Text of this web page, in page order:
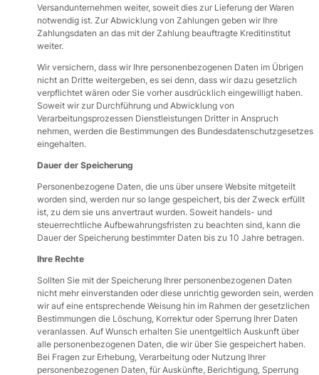
Versandunternehmen weiter, soweit dies zur Lieferung der Waren
notwendig ist. Zur Abwicklung von Zahlungen geben wir Ihre
Zahlungsdaten an das mit der Zahlung beauftragte Kreditinstitut
weiter.
Wir versichern, dass wir Ihre personenbezogenen Daten im Übrigen
nicht an Dritte weitergeben, es sei denn, dass wir dazu gesetzlich
verpflichtet wären oder Sie vorher ausdrücklich eingewilligt haben.
Soweit wir zur Durchführung und Abwicklung von
Verarbeitungsprozessen Dienstleistungen Dritter in Anspruch
nehmen, werden die Bestimmungen des Bundesdatenschutzgesetzes
eingehalten.
Dauer der Speicherung
Personenbezogene Daten, die uns über unsere Website mitgeteilt
worden sind, werden nur so lange gespeichert, bis der Zweck erfüllt
ist, zu dem sie uns anvertraut wurden. Soweit handels- und
steuerrechtliche Aufbewahrungsfristen zu beachten sind, kann die
Dauer der Speicherung bestimmter Daten bis zu 10 Jahre betragen.
Ihre Rechte
Sollten Sie mit der Speicherung Ihrer personenbezogenen Daten
nicht mehr einverstanden oder diese unrichtig geworden sein, werden
wir auf eine entsprechende Weisung hin im Rahmen der gesetzlichen
Bestimmungen die Löschung, Korrektur oder Sperrung Ihrer Daten
veranlassen. Auf Wunsch erhalten Sie unentgeltlich Auskunft über
alle personenbezogenen Daten, die wir über Sie gespeichert haben.
Bei Fragen zur Erhebung, Verarbeitung oder Nutzung Ihrer
personenbezogenen Daten, für Auskünfte, Berichtigung, Sperrung